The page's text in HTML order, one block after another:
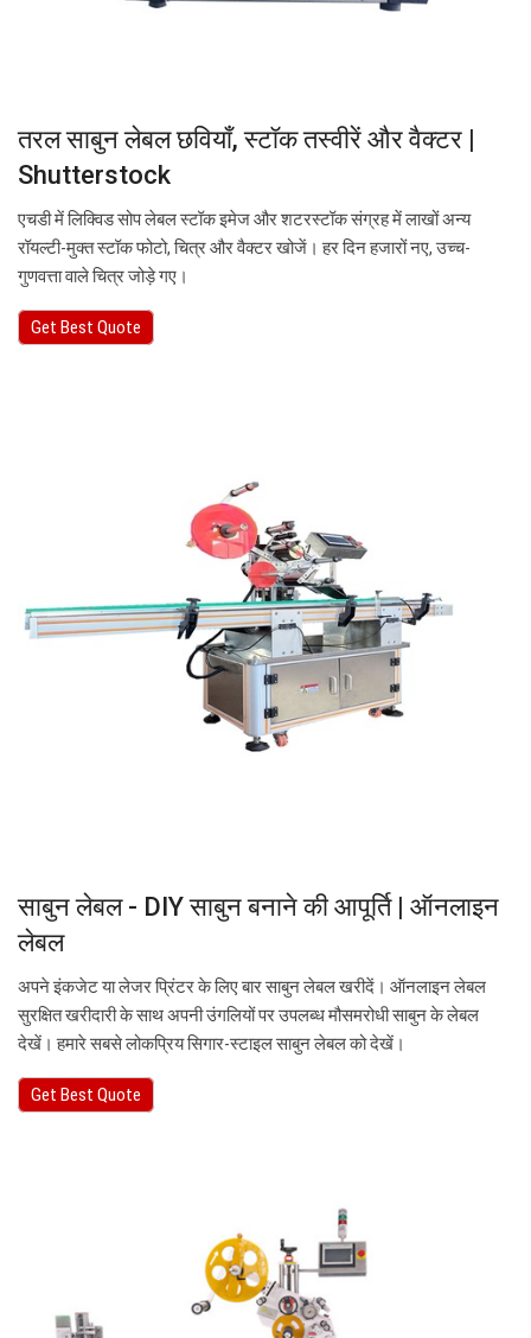
तरल साबुन लेबल छवियाँ, स्टॉक तस्वीरें और वैक्टर |
Shutterstock
एचडी में लिक्विड सोप लेबल स्टॉक इमेज और शटरस्टॉक संग्रह में लाखों अन्य
रॉयल्टी-मुक्त स्टॉक फोटो, चित्र और वैक्टर खोजें। हर दिन हजारों नए, उच्च-
गुणवत्ता वाले चित्र जोड़े गए।
Get Best Quote
साबुन लेबल - DIY साबुन बनाने की आपूर्ति | ऑनलाइन
लेबल
अपने इंकजेट या लेजर प्रिंटर के लिए बार साबुन लेबल खरीदें। ऑनलाइन लेबल
सुरक्षित खरीदारी के साथ अपनी उंगलियों पर उपलब्ध मौसमरोधी साबुन के लेबल
देखें। हमारे सबसे लोकप्रिय सिगार-स्टाइल साबुन लेबल को देखें।
Get Best Quote